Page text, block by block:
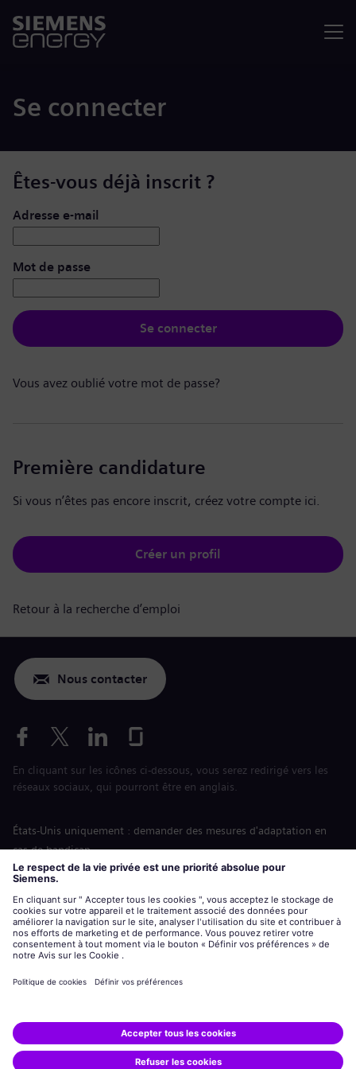
Se connecter
Êtes-vous déjà inscrit ?
Se connecter : nom d’utilisateur et mot de passe
Adresse e-mail
Mot de passe
Se connecter
Vous avez oublié votre mot de passe?
Première candidature
Si vous n’êtes pas encore inscrit, créez votre compte ici.
Créer un profil
Retour à la recherche d’emploi
Nous contacter
En cliquant sur les icônes ci-dessous, vous serez redirigé vers les
réseaux sociaux, qui pourront être en anglais.
États-Unis uniquement : demander des mesures d'adaptation en
cas de handicap
Labor Condition Application (Formulaire sur les conditions
siemens-energy.comSite Internet international
Informations sur l’entreprise
Avis de confidentialité
Siemens Energy est une marque déposée de Siemens AG.